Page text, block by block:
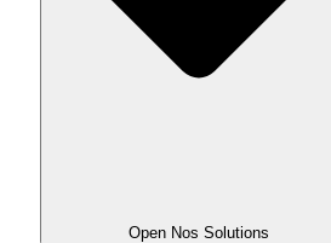
Open Nos Solutions